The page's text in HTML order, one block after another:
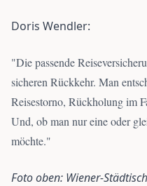
Doris Wendler:
"Die passende
sicheren Rückkehr. Man
Reisestorno, Rückholung im
Und, ob man nur eine oder
möchte."
Foto oben: Wiener-